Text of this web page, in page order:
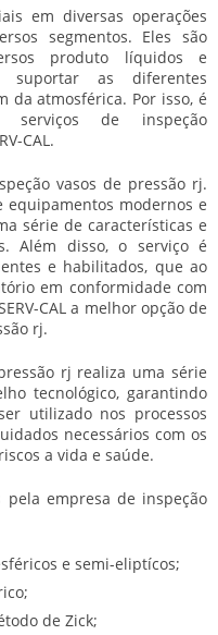
em diversas operações
segmentos. Eles são
produto líquidos e
as diferentes
da atmosférica. Por isso, é
de inspeção
CAL.
vasos de pressão rj.
equipamentos modernos e
série de características e
Além disso, o serviço é
e habilitados, que ao
em conformidade com
CAL a melhor opção de
rj.
rj realiza uma série
tecnológico, garantindo
utilizado nos processos
necessários com os
a vida e saúde.
pela empresa de inspeção
e semi-eliptícos;
de Zick;